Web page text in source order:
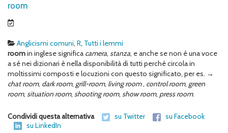
room
Anglicismi comuni, R, Tutti i lemmi
roomin inglese significa camera, stanza, e anche se non è una voce
a sé nei dizionari è nella disponibilità di tutti perché circola in
moltissimi composti e locuzioni con questo significato, per es. →
chat room, dark room, grill-room, living room, control room, green
room, situation room, shooting room, show room, press room.
Condividi questa alternativa su Twitter
su Facebook
su LinkedIn